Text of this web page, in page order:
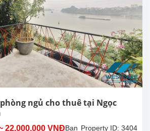
100m2,
diện
tích
xây
dựng
50m2
xây
thiết
ngủ cho thuê tại Ngọc
22,000,000 VNĐ Property ID: 3404
Bạn